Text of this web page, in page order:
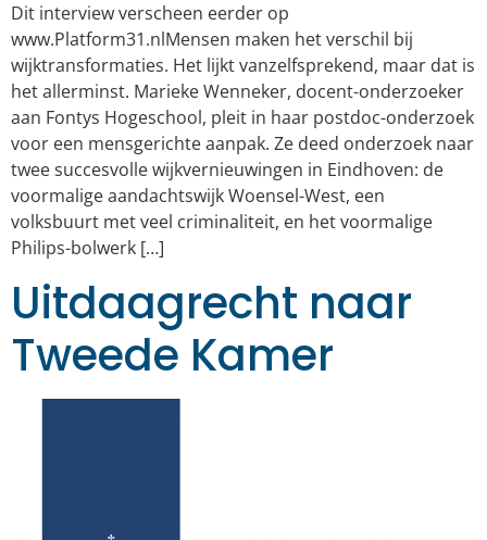
Dit interview verscheen eerder op
www.Platform31.nlMensen maken het verschil bij
wijktransformaties. Het lijkt vanzelfsprekend, maar dat is
het allerminst. Marieke Wenneker, docent-onderzoeker
aan Fontys Hogeschool, pleit in haar postdoc-onderzoek
voor een mensgerichte aanpak. Ze deed onderzoek naar
twee succesvolle wijkvernieuwingen in Eindhoven: de
voormalige aandachtswijk Woensel-West, een
volksbuurt met veel criminaliteit, en het voormalige
Philips-bolwerk […]
Uitdaagrecht naar
Tweede Kamer